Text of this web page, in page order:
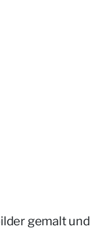
gemalt und